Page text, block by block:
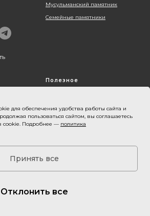
для обеспечения удобства работы сайта и
пользоваться сайтом, вы соглашаетесь
cookie. Подробнее — политика
Принять все
Отклонить все
Мусульманский памятник
Семейные памятники
Полезное
Наши работы
О компании
Акции
Оплата и доставка
Карта сайта